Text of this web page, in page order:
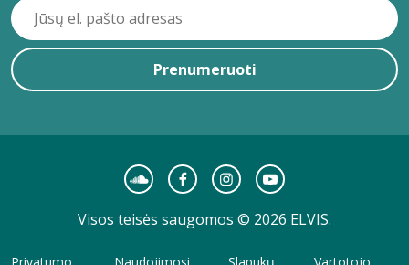
Prenumeruoti
Visos teisės saugomos © 2026 ELVIS.